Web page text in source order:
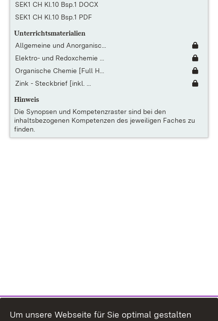
SEK1 CH Kl.10 Bsp.1 DOCX
SEK1 CH Kl.10 Bsp.1 PDF
Unterrichtsmaterialien
Allgemeine und Anorganisc...
Elektro- und Redoxchemie ...
Organische Chemie [Full H...
Zink - Steckbrief [inkl. ...
Hinweis
Die Synopsen und Kompetenzraster sind bei den
inhaltsbezogenen Kompetenzen des jeweiligen Faches zu
finden.
Um unsere Webseite für Sie optimal gestalten